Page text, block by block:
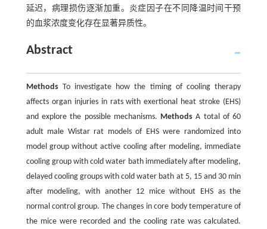
延迟，病理损伤逐渐加重。炎症因子在不同降温时间干预
的血浆浓度变化存在显著异质性。
Abstract
MethodsTo investigate how the timing of cooling therapy
affects organ injuries in rats with exertional heat stroke (EHS)
and explore the possible mechanisms. Methods A total of 60
adult male Wistar rat models of EHS were randomized into
model group without active cooling after modeling, immediate
cooling group with cold water bath immediately after modeling,
delayed cooling groups with cold water bath at 5, 15 and 30 min
after modeling, with another 12 mice without EHS as the
normal control group. The changes in core body temperature of
the mice were recorded and the cooling rate was calculated.